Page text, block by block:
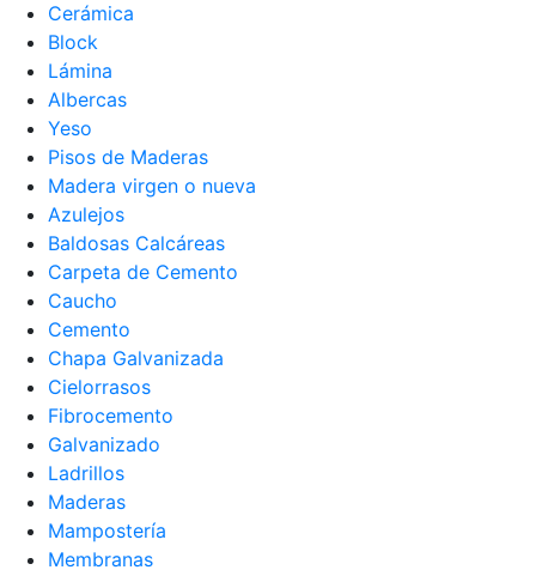
Cerámica
Block
Lámina
Albercas
Yeso
Pisos de Maderas
Madera virgen o nueva
Azulejos
Baldosas Calcáreas
Carpeta de Cemento
Caucho
Cemento
Chapa Galvanizada
Cielorrasos
Fibrocemento
Galvanizado
Ladrillos
Maderas
Mampostería
Membranas